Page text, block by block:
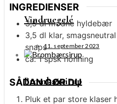
Vindruegelé
11. september 2023
Brombærsirup
INGREDIENSER
3,5 dl modne hyldebær
3,5 dl klar,
snaps
ca. 1 spsk honning
SÅDAN GØR DU
Pluk et par store